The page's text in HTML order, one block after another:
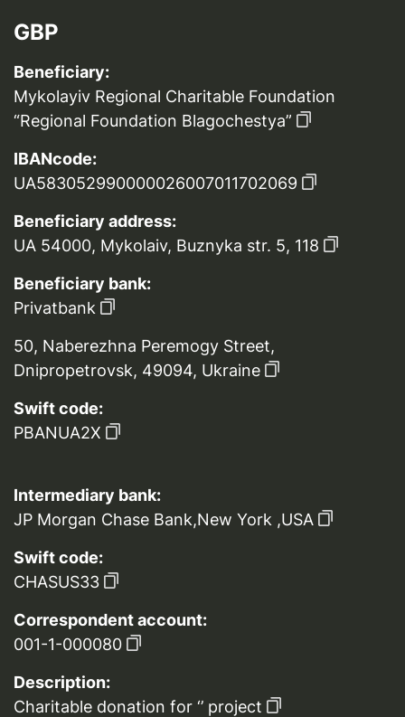
GBP
Beneficiary:
Mykolayiv Regional Charitable Foundation
“Regional Foundation Blagochestya”
IBANcode:
UA583052990000026007011702069
Beneficiary address:
UA 54000, Mykolaiv, Buznyka str. 5, 118
Beneficiary bank:
Privatbank
50, Naberezhna Peremogy Street,
Dnipropetrovsk, 49094, Ukraine
Swift code:
PBANUA2X
Intermediary bank:
JP Morgan Chase Bank,New York ,USA
Swift code:
CHASUS33
Correspondent account:
001-1-000080
Description:
Charitable donation for ‘’ project